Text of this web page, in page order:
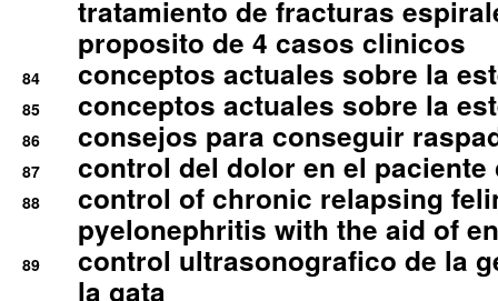
tratamiento de fracturas
proposito de 4 casos clinicos
84 conceptos actuales sobre la
85 conceptos actuales sobre la
86 consejos para conseguir
87 control del dolor en el
88
control of chronic relapsing
pyelonephritis with the aid of
89
control ultrasonografico de la
la gata